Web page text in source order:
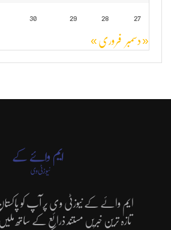
27
28
29
30
« دسمبر فروری »
ایم وائے کے نیوزٹی وی پر آپ کو
تازہ ترین خبریں مستند ذرائع کے ساتھ